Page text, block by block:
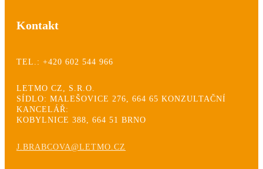
Kontakt
TEL.: +420 602 544 966
LETMO CZ, S.R.O.
SÍDLO: MALEŠOVICE 276, 664 65 KONZULTAČNÍ
KANCELÁŘ:
KOBYLNICE 388, 664 51 BRNO
J.BRABCOVA@LETMO.CZ